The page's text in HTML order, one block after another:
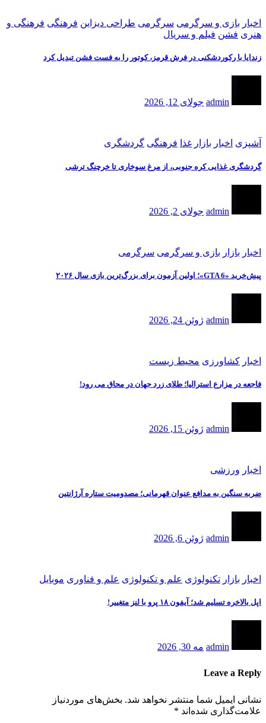
اخبار بازی و سرگرمی سرگرمی طراحی دیزاین فرهنگی فرهنگی و
هنری فشن فیلم و سریال
زندایا با رکوردشکنی در فرش قرمز، کوتور را به فست فشن تبدیل کرد
admin جولای 12, 2026
آشپزی اخبار بازار غذا فرهنگی گردشگری
گردشگری غذایی کره جنوبی، از مرغ سوخاری تا خرچنگ ترشی
admin جولای 2, 2026
اخبار بازار بازی و سرگرمی سرگرمی
پیش‌خرید «GTA 6»؛ اولین آزمون برای بزرگ‌ترین بازی سال ۲۰۲۶
admin ژوئن 24, 2026
اخبار کشاورزی محیط زیست
فاجعه در مزارع استرالیا؛ طلای زرد جهان در محاق می رود!
admin ژوئن 15, 2026
اخبار ورزشی
ضربه سنگین به مدافع عنوان قهرمانی؛ مصدومیت ستاره آرژانتین
admin ژوئن 6, 2026
اخبار بازار تکنولوژی علم و تکنولوژی علم و فناوری موبایل
اپل بالاخره تسلیم شد؛ آیفون ۱۸ پرو با لنز متغییر!
admin مه 30, 2026
Leave a Reply
نشانی ایمیل شما منتشر نخواهد شد. بخش‌های موردنیاز
علامت‌گذاری شده‌اند *